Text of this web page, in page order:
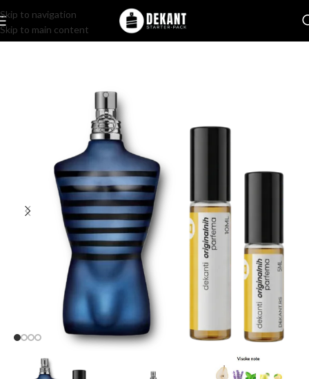
Skip to navigation
Skip to main content
Home/Pakovanje/ Komercijalno